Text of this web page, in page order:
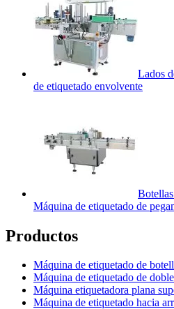
Lados
de etiquetado envolvente
Máquina de etiquetado de
Productos
Máquina de etiquetado de
Máquina de etiquetado de
Máquina etiquetadora plana
Máquina de etiquetado hacia